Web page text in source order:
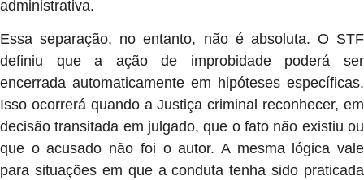
administrativa.
Essa separação, no entanto, não é absoluta. O STF
definiu que a ação de improbidade poderá ser
encerrada automaticamente em hipóteses específicas.
Isso ocorrerá quando a Justiça criminal reconhecer, em
decisão transitada em julgado, que o fato não existiu ou
que o acusado não foi o autor. A mesma lógica vale
para situações em que a conduta tenha sido praticada